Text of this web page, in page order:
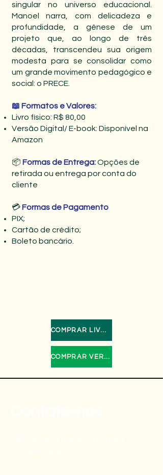
singular no universo educacional.
Manoel narra, com delicadeza e
profundidade, a gênese de um
projeto que, ao longo de três
décadas, transcendeu sua origem
modesta para se consolidar como
um grande movimento pedagógico e
social: o PRECE.
📖 Formatos e Valores:
Livro físico: R$ 80,00
Versão Digital/ E-book: Disponível na
Amazon
📦 Formas de Entrega:Opções de
retirada ou entrega por conta do
cliente​
💳 Formas de Pagamento
PIX;
Cartão de crédito;
Boleto bancário.
COMPRAR LIVRO FÍSICO
COMPRAR VERSÃO DIGITAL